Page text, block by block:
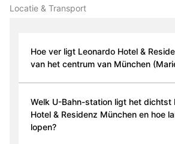
Locatie & Transport
Hoe ver ligt Leonardo Hotel &
van het centrum van München
Welk U-Bahn-station ligt het dichtst
Hotel & Residenz München en hoe
lopen?